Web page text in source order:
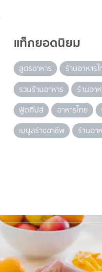
แท็กยอดนิยม
สูตรอาหาร
ร้านอาหาร
รวมร้านอาหาร
ร้านอา
ฟู้ดทิปส์
อาหารไทย
เมนูสร้างอาชีพ
ร้านอา